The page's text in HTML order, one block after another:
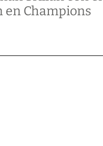
en Champions